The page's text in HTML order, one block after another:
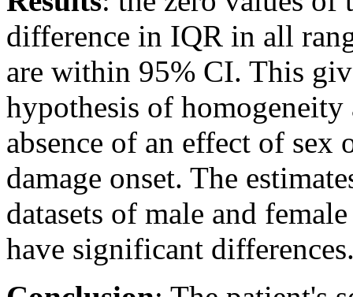
difference in IQR in all
are within 95% CI. This
hypothesis of
absence of an effect of
damage onset. The
datasets of male and
have significant